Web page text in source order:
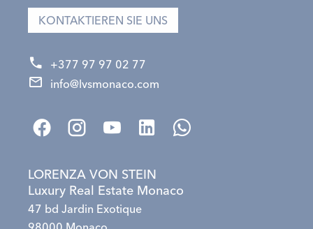
KONTAKTIEREN SIE UNS
+377 97 97 02 77
info@lvsmonaco.com
LORENZA VON STEIN
Luxury Real Estate Monaco
47 bd Jardin Exotique